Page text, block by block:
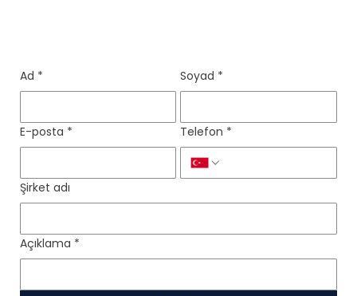
Ad * Soyad *
E-posta * Telefon *
Şirket adı
Açıklama *